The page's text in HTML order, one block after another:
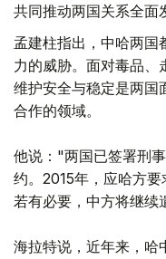
共同推动两国关系全面
孟建柱指出，中哈两国
力的威胁。面对毒品、
维护安全与稳定是两国
合作的领域。
他说："两国已签署刑
约。2015年，应哈方要
若有必要，中方将继续
海拉特说，近年来，哈